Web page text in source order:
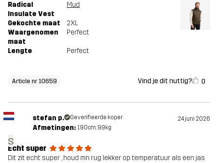
Radical
Insulate Vest
Mud
Gekochte maat
2XL
Waargenomen
maat
Perfect
Lengte Perfect
Article nr 10659 Vind je dit nuttig? 0
s
stefan p. Geverifieerde koper 24 juni 2026
Afmetingen: 190cm, 99kg
Echt super
Dit zit echt super , houd mn rug lekker op temperatuur als een jas